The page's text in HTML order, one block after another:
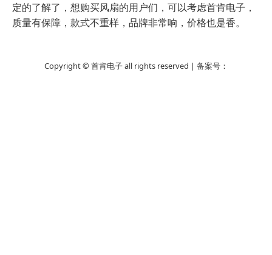
定的了解了，想购买风扇的用户们，可以考虑首肯电子，
质量有保障，款式不重样，品牌非常响，价格也是香。
Copyright © 首肯电子 all rights reserved | 备案号：